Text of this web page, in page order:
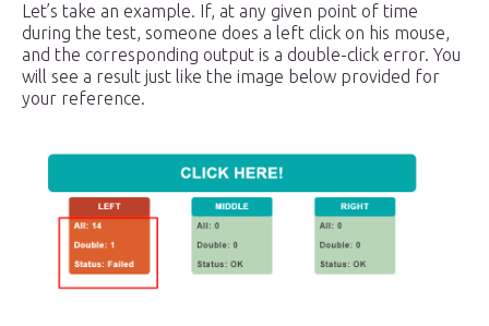
Let’s take an example. If, at any given point of time
during the test, someone does a left click on his mouse,
and the corresponding output is a double-click error. You
will see a result just like the image below provided for
your reference.